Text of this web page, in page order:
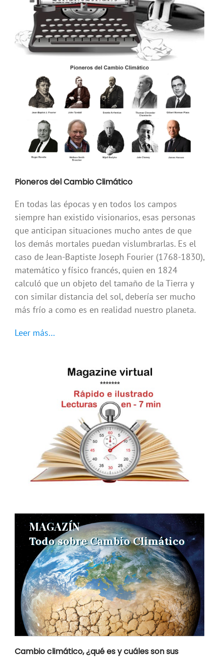
Pioneros del Cambio Climático
En todas las épocas y en todos los campos
siempre han existido visionarios, esas personas
que anticipan situaciones mucho antes de que
los demás mortales puedan vislumbrarlas. Es el
caso de Jean-Baptiste Joseph Fourier (1768-1830),
matemático y físico francés, quien en 1824
calculó que un objeto del tamaño de la Tierra y
con similar distancia del sol, debería ser mucho
más frío a como es en realidad nuestro planeta.
Leer más…
MAGAZÍN
MAGAZÍN
Todo sobre Cambio Climático
Todo sobre Cambio Climático
Cambio climático, ¿qué es y cuáles son sus